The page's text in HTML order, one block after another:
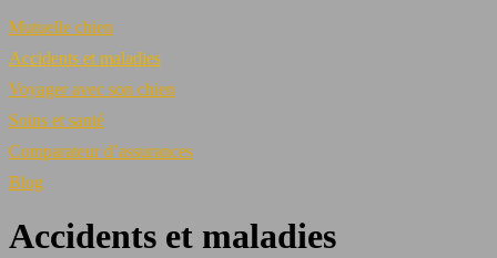
Mutuelle chien
Accidents et maladies
Voyager avec son chien
Soins et santé
Comparateur d’assurances
Blog
Accidents et maladies